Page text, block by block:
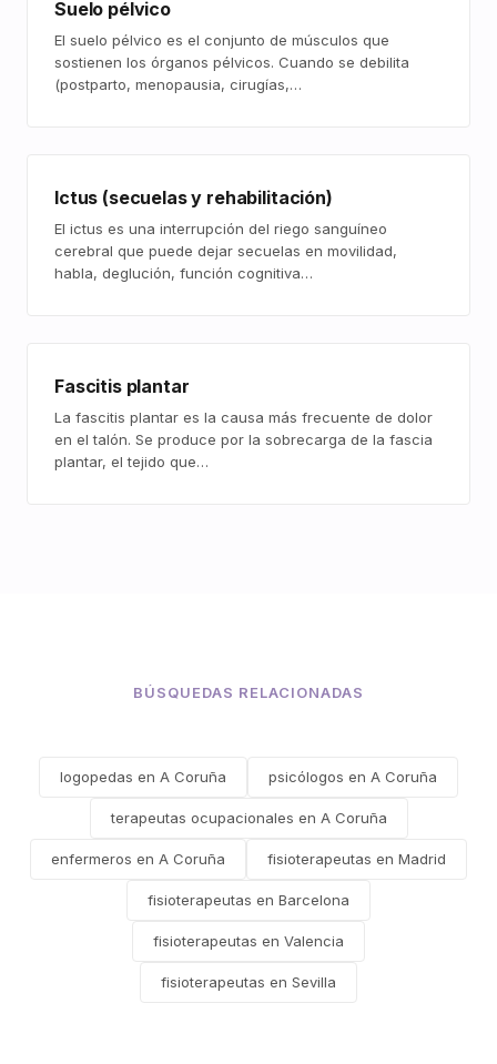
Suelo pélvico
El suelo pélvico es el conjunto de músculos que
sostienen los órganos pélvicos. Cuando se debilita
(postparto, menopausia, cirugías,…
Ictus (secuelas y rehabilitación)
El ictus es una interrupción del riego sanguíneo
cerebral que puede dejar secuelas en movilidad,
habla, deglución, función cognitiva…
Fascitis plantar
La fascitis plantar es la causa más frecuente de dolor
en el talón. Se produce por la sobrecarga de la fascia
plantar, el tejido que…
BÚSQUEDAS RELACIONADAS
logopedas en A Coruña psicólogos en A Coruña
terapeutas ocupacionales en A Coruña
enfermeros en A Coruña fisioterapeutas en Madrid
fisioterapeutas en Barcelona
fisioterapeutas en Valencia
fisioterapeutas en Sevilla